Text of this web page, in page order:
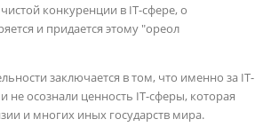
конкуренции в IT-сфере, о
и придается этому "ореол
заключается в том, что именно за IT-
осознали ценность IT-сферы, которая
и многих иных государств мира.